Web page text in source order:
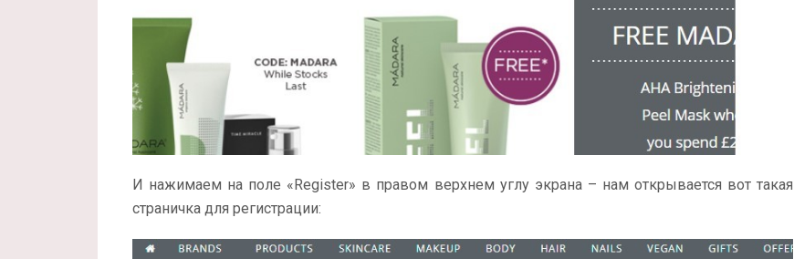
И нажимаем на поле «Register» в правом верхнем углу экрана – нам открывается вот такая
страничка для регистрации: